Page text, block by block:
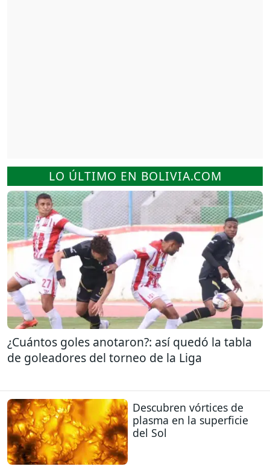
LO ÚLTIMO EN BOLIVIA.COM
¿Cuántos goles anotaron?: así quedó la tabla
de goleadores del torneo de la Liga
Descubren vórtices de
plasma en la superficie
del Sol